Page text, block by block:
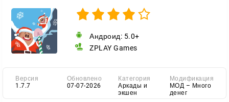
Андроид: 5.0+
ZPLAY Games
Версия
1.7.7
Обновлено
07-07-2026
Категория
Аркады и
экшен
Модификация
МОД – Много
денег